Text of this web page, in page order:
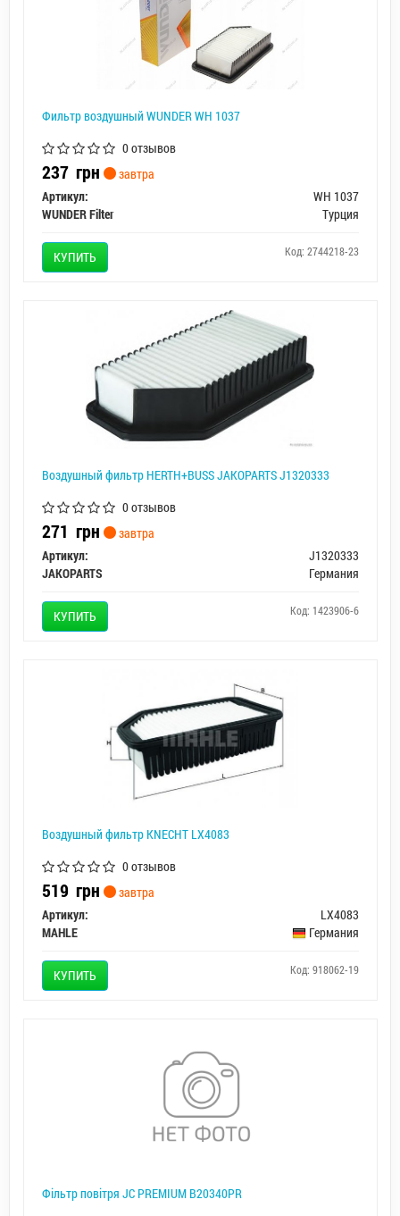
Фильтр воздушный WUNDER WH 1037
0 отзывов
237 грн
завтра
Артикул:
WH 1037
WUNDER Filter
Турция
КУПИТЬ Код: 2744218-23
Воздушный фильтр HERTH+BUSS JAKOPARTS J1320333
0 отзывов
271 грн
завтра
Артикул:
J1320333
JAKOPARTS
Германия
КУПИТЬ Код: 1423906-6
Воздушный фильтр KNECHT LX4083
0 отзывов
519 грн
завтра
Артикул:
LX4083
MAHLE
Германия
КУПИТЬ Код: 918062-19
Фільтр повітря JC PREMIUM B20340PR